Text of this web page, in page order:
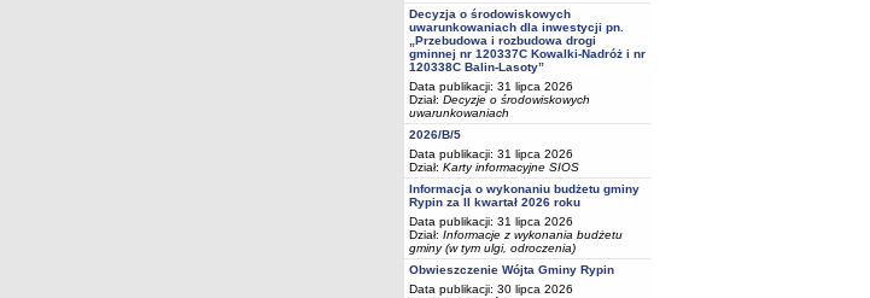
Decyzja o środowiskowych
uwarunkowaniach dla inwestycji pn.
„Przebudowa i rozbudowa drogi
gminnej nr 120337C Kowalki-Nadróż i nr
120338C Balin-Lasoty”
Data publikacji: 31 lipca 2026
Dział: Decyzje o środowiskowych
uwarunkowaniach
2026/B/5
Data publikacji: 31 lipca 2026
Dział: Karty informacyjne SIOS
Informacja o wykonaniu budżetu gminy
Rypin za II kwartał 2026 roku
Data publikacji: 31 lipca 2026
Dział: Informacje z wykonania budżetu
gminy (w tym ulgi, odroczenia)
Obwieszczenie Wójta Gminy Rypin
Data publikacji: 30 lipca 2026